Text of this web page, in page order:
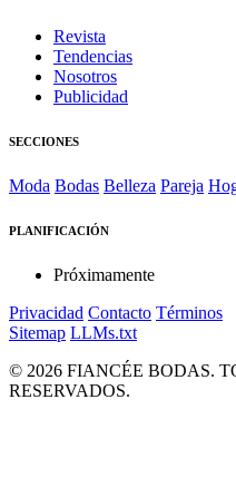
Revista
Tendencias
Nosotros
Publicidad
SECCIONES
Moda Bodas Belleza Pareja
PLANIFICACIÓN
Próximamente
Privacidad Contacto Términos
Sitemap LLMs.txt
© 2026 FIANCÉE BODAS.
RESERVADOS.